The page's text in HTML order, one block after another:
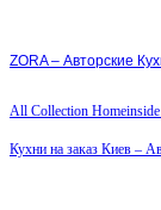
ZORA – Авторские
All Collection
Кухни на заказ Киев –